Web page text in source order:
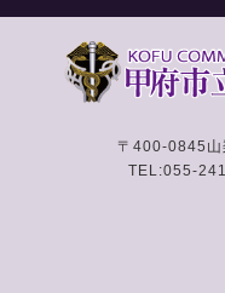
〒400-0845
TEL:055-